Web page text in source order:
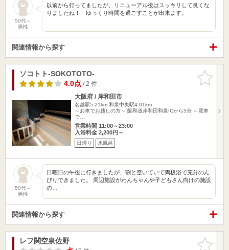
50代～
男性
以前から行ってましたが、リニューアル後はスッキリして良くな
りましたね！ ゆっくり時間を過ごすことが出来ます。
関連情報から探す
お気に入
りに追加
ソコトト-SOKOTOTO-
4.0点/ 2 件
大阪府 / 岸和田市
名越駅5.21km 和泉中央駅4.01km
～お車でお越しの方～ 阪和道岸和田和泉ICから5分 ～電車
で…
営業時間 11:00～23:00
入浴料金 2,200円～
日帰り 水風呂
50代～
男性
日曜日の午後に行きましたが、割と空いていて陶板浴で充分のん
びりできました。 周辺施設がわんちゃんや子どもさん向けの施設
の…
関連情報から探す
お気に入
レフ関空泉佐野